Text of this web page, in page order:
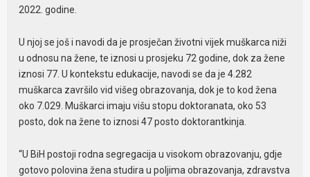
2022. godine.
U njoj se još i navodi da je prosječan životni vijek muškarca niži
u odnosu na žene, te iznosi u prosjeku 72 godine, dok za žene
iznosi 77. U kontekstu edukacije, navodi se da je 4.282
muškarca završilo vid višeg obrazovanja, dok je to kod žena
oko 7.029. Muškarci imaju višu stopu doktoranata, oko 53
posto, dok na žene to iznosi 47 posto doktorantkinja.
“U BiH postoji rodna segregacija u visokom obrazovanju, gdje
gotovo polovina žena studira u poljima obrazovanja, zdravstva